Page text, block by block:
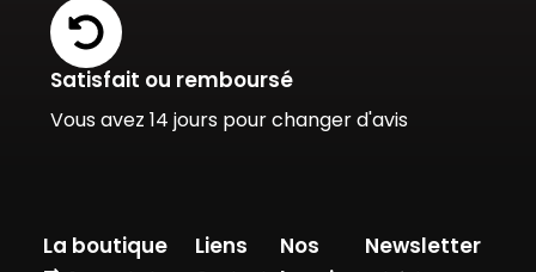
Satisfait ou remboursé
Vous avez 14 jours pour changer d'avis
La boutique Liens
Nos
Newsletter